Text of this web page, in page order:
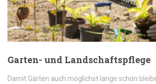
Garten- und Landschaftspflege
Damit Gärten auch möglichst lange schön